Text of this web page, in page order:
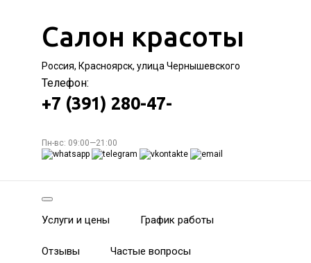
Салон красоты
Россия, Красноярск, улица Чернышевского
Телефон:
+7 (391) 280-47-
Пн-вс: 09:00—21:00
Услуги и цены График работы
Отзывы Частые вопросы